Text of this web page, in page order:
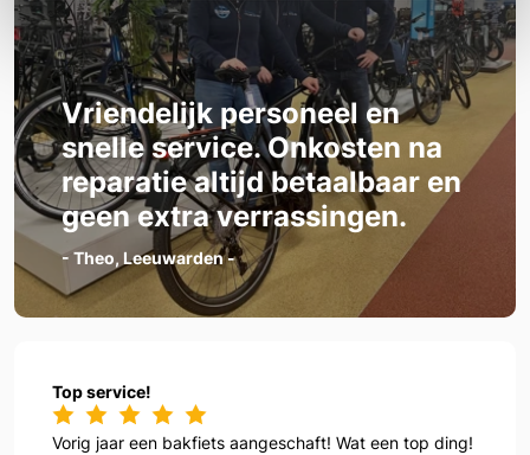
Vriendelijk personeel en
snelle service. Onkosten na
reparatie altijd betaalbaar en
geen extra verrassingen.
- Theo, Leeuwarden -
Top service!
Vorig jaar een bakfiets aangeschaft! Wat een top ding!